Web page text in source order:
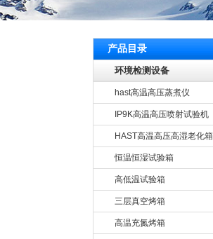
产品目录
环境检测设备
hast高温高压蒸煮仪
IP9K高温高压喷射试验机
HAST高温高压高湿老化箱
恒温恒湿试验箱
高低温试验箱
三层真空烤箱
高温充氮烤箱